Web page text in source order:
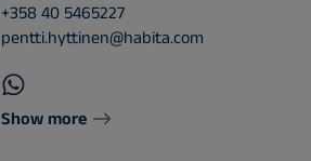
+358 40 5465227
pentti.hyttinen@habita.com
Show more